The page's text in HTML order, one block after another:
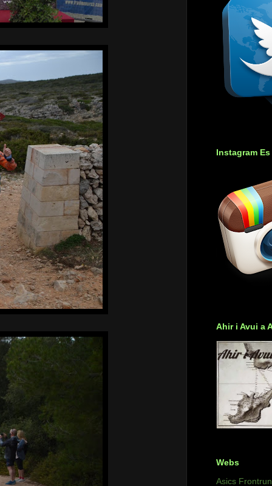
Instagram
Ahir i Avui a
Webs
Asics